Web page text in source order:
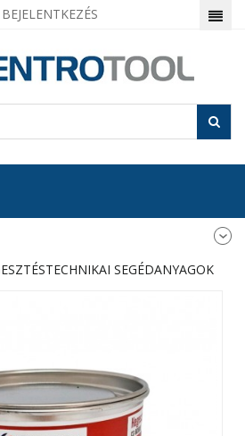
BEJELENTKEZÉS
SEGÉDANYAGOK